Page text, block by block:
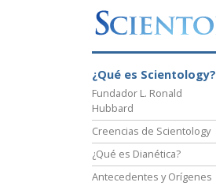
¿Qué es Scientology?
Fundador L. Ronald
Hubbard
Creencias de Scientology
¿Qué es Dianética?
Antecedentes y Orígenes